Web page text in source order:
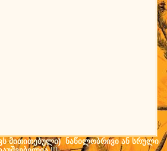
მითითებული) ნაწილობრივი ან სრული